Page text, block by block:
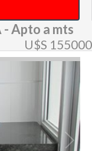
- Apto a mts
U$S 155000